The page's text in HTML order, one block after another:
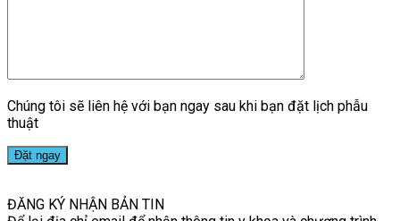
Chúng tôi sẽ liên hệ với bạn ngay sau khi bạn đặt lịch phẫu
thuật
ĐĂNG KÝ NHẬN BẢN TIN